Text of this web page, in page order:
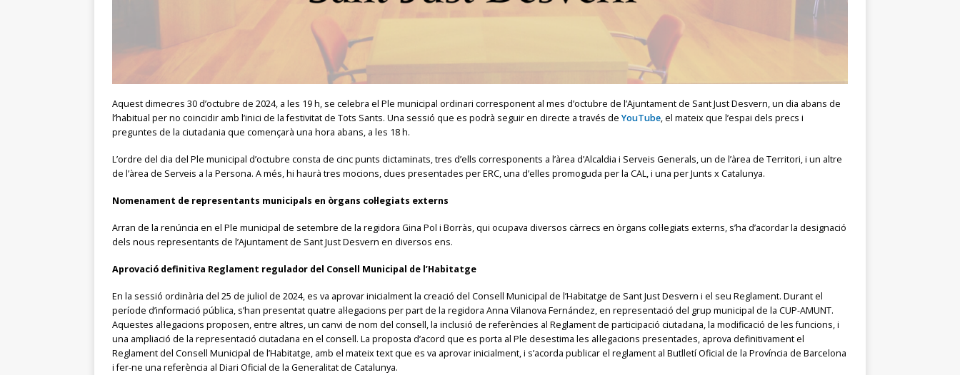
Aquest dimecres 30 d’octubre de 2024, a les 19 h, se celebra el Ple municipal ordinari corresponent al mes d’octubre de l’Ajuntament de Sant Just Desvern, un dia abans de
l’habitual per no coincidir amb l’inici de la festivitat de Tots Sants. Una sessió que es podrà seguir en directe a través deYouTube, el mateix que l’espai dels precs i
preguntes de la ciutadania que començarà una hora abans, a les 18 h.
L’ordre del dia del Ple municipal d’octubre consta de cinc punts dictaminats, tres d’ells corresponents a l’àrea d’Alcaldia i Serveis Generals, un de l’àrea de Territori, i un altre
de l’àrea de Serveis a la Persona. A més, hi haurà tres mocions, dues presentades per ERC, una d’elles promoguda per la CAL, i una per Junts x Catalunya.
Nomenament de representants municipals en òrgans col·legiats externs
Arran de la renúncia en el Ple municipal de setembre de la regidora Gina Pol i Borràs, qui ocupava diversos càrrecs en òrgans col·legiats externs, s’ha d’acordar la designació
dels nous representants de l’Ajuntament de Sant Just Desvern en diversos ens.
Aprovació definitiva Reglament regulador del Consell Municipal de l’Habitatge
En la sessió ordinària del 25 de juliol de 2024, es va aprovar inicialment la creació del Consell Municipal de l’Habitatge de Sant Just Desvern i el seu Reglament. Durant el
període d’informació pública, s’han presentat quatre al·legacions per part de la regidora Anna Vilanova Fernández, en representació del grup municipal de la CUP-AMUNT.
Aquestes al·legacions proposen, entre altres, un canvi de nom del consell, la inclusió de referències al Reglament de participació ciutadana, la modificació de les funcions, i
una ampliació de la representació ciutadana en el consell. La proposta d’acord que es porta al Ple desestima les al·legacions presentades, aprova definitivament el
Reglament del Consell Municipal de l’Habitatge, amb el mateix text que es va aprovar inicialment, i s’acorda publicar el reglament al Butlletí Oficial de la Província de Barcelona
i fer-ne una referència al Diari Oficial de la Generalitat de Catalunya​.